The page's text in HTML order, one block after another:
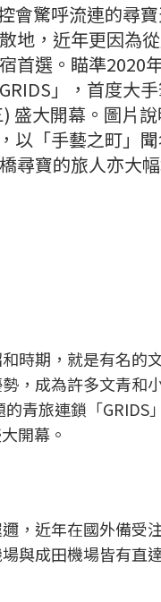
會驚呼流連的尋
地，近年更因為
首選。瞄準2020
」，首度大
盛大開幕。圖片說
以「手藝之町」
尋寶的旅人亦大
時期，就是有名的
，成為許多文青和
青旅連鎖「GRIDS
開幕。
，近年在國外備受
與成田機場皆有直